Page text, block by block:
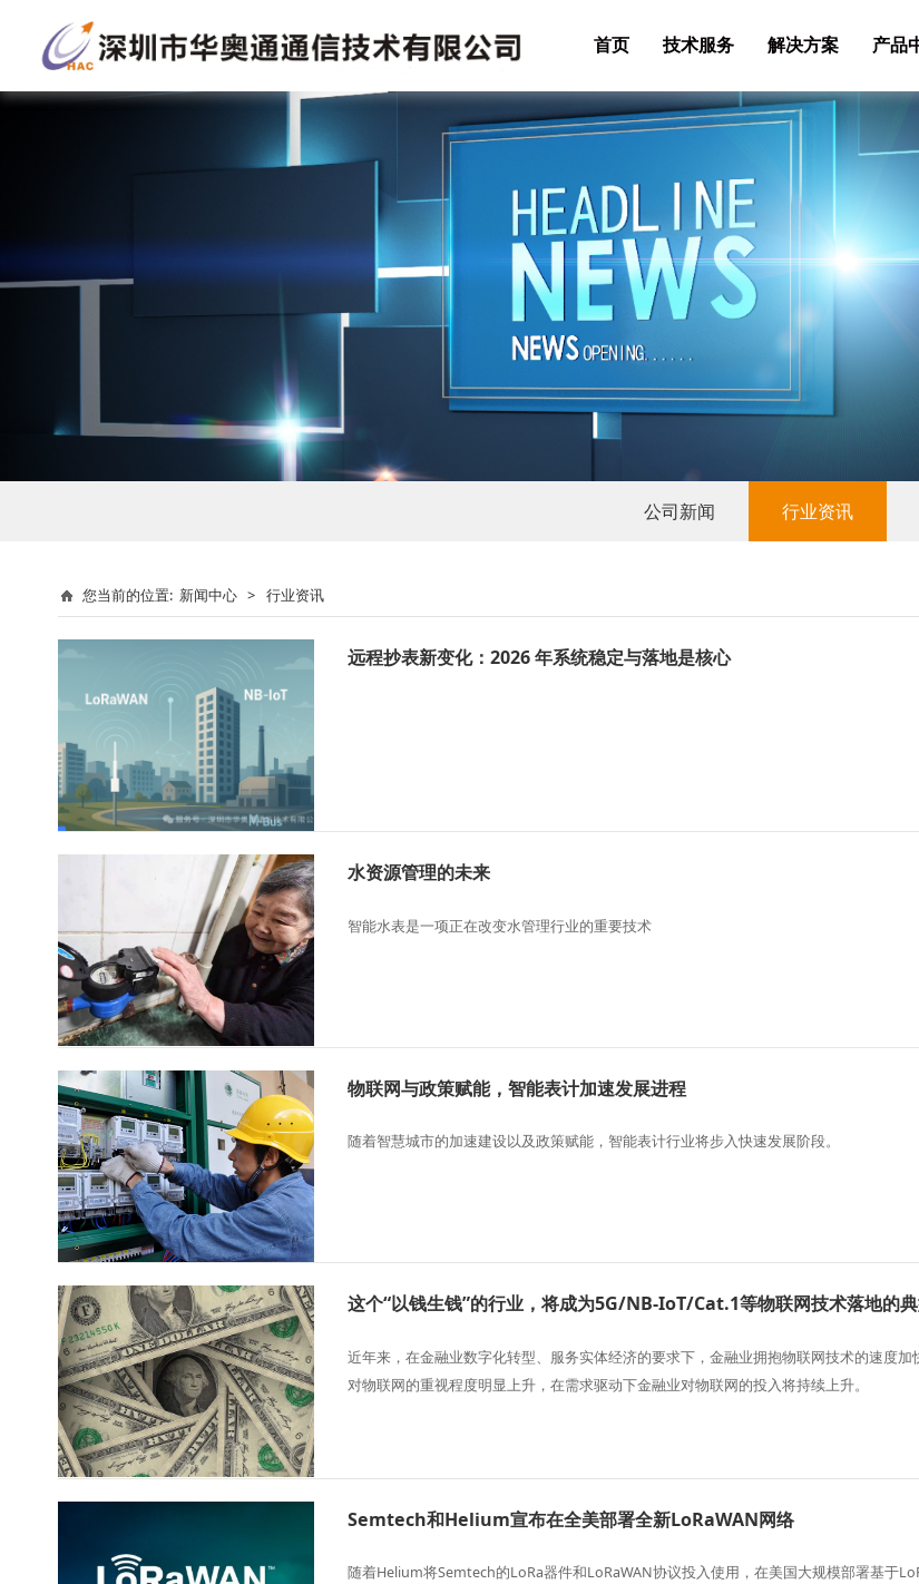
首页 技术服务 解决方案 产品
公司新闻 行业资讯
您当前的位置: 新闻中心 > 行业资讯
远程抄表新变化：2026 年系统稳定与落地是核心
水资源管理的未来
智能水表是一项正在改变水管理行业的重要技术
物联网与政策赋能，智能表计加速发展进程
随着智慧城市的加速建设以及政策赋能，智能表计行业将步入快速发展阶段。
这个“以钱生钱”的行业，将成为5G/NB-IoT/Cat.1等物联网技术落地的典
近年来，在金融业数字化转型、服务实体经济的要求下，金融业拥抱物联网技术的速度
对物联网的重视程度明显上升，在需求驱动下金融业对物联网的投入将持续上升。
Semtech和Helium宣布在全美部署全新LoRaWAN网络
随着Helium将Semtech的LoRa器件和LoRaWAN协议投入使用，在美国大规模部署基于